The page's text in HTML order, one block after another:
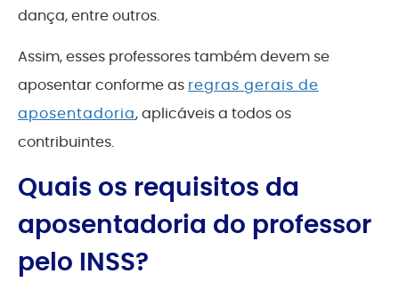
dança, entre outros.
Assim, esses professores também devem se
aposentar conforme as regras gerais de
aposentadoria, aplicáveis a todos os
contribuintes.
Quais os requisitos da
aposentadoria do professor
pelo INSS?